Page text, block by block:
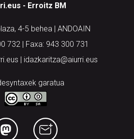
- Erroitz BM
4-5 behea | ANDOAIN
732 | Faxa: 943 300 731
| idazkaritza@aiurri.eus
garatua